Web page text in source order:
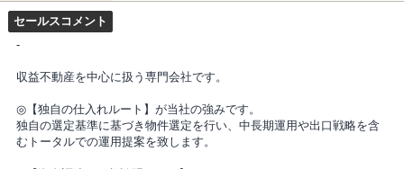
セールスコメント
-
収益不動産を中心に扱う専門会社です。
◎【独自の仕入れルート】が当社の強みです。
独自の選定基準に基づき物件選定を行い、中長期運用や出口戦略を含
むトータルでの運用提案を致します。